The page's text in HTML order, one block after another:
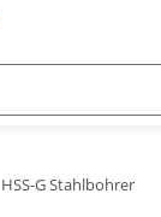
HSS-G Stahlbohrer